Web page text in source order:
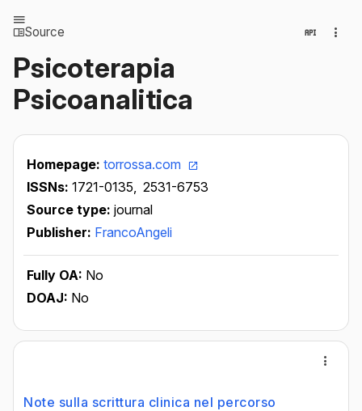
Source
Psicoterapia
Psicoanalitica
Homepage: torrossa.com
ISSNs: 1721-0135, 2531-6753
Source type: journal
Publisher: FrancoAngeli
Fully OA: No
DOAJ: No
Note sulla scrittura clinica nel percorso